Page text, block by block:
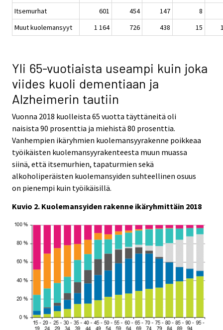
Itsemurhat
601 454 147
8
Muut kuolemansyyt
1 164 726 438 15
Yli 65-vuotiaista useampi kuin joka
viides kuoli dementiaan ja
Alzheimerin tautiin
Vuonna 2018 kuolleista 65 vuotta täyttäneitä oli
naisista 90 prosenttia ja miehistä 80 prosenttia.
Vanhempien ikäryhmien kuolemansyyrakenne poikkeaa
työikäisten kuolemansyyrakenteesta muun muassa
siinä, että itsemurhien, tapaturmien sekä
alkoholiperäisten kuolemansyiden suhteellinen osuus
on pienempi kuin työikäisillä.
Kuvio 2. Kuolemansyiden rakenne ikäryhmittäin 2018